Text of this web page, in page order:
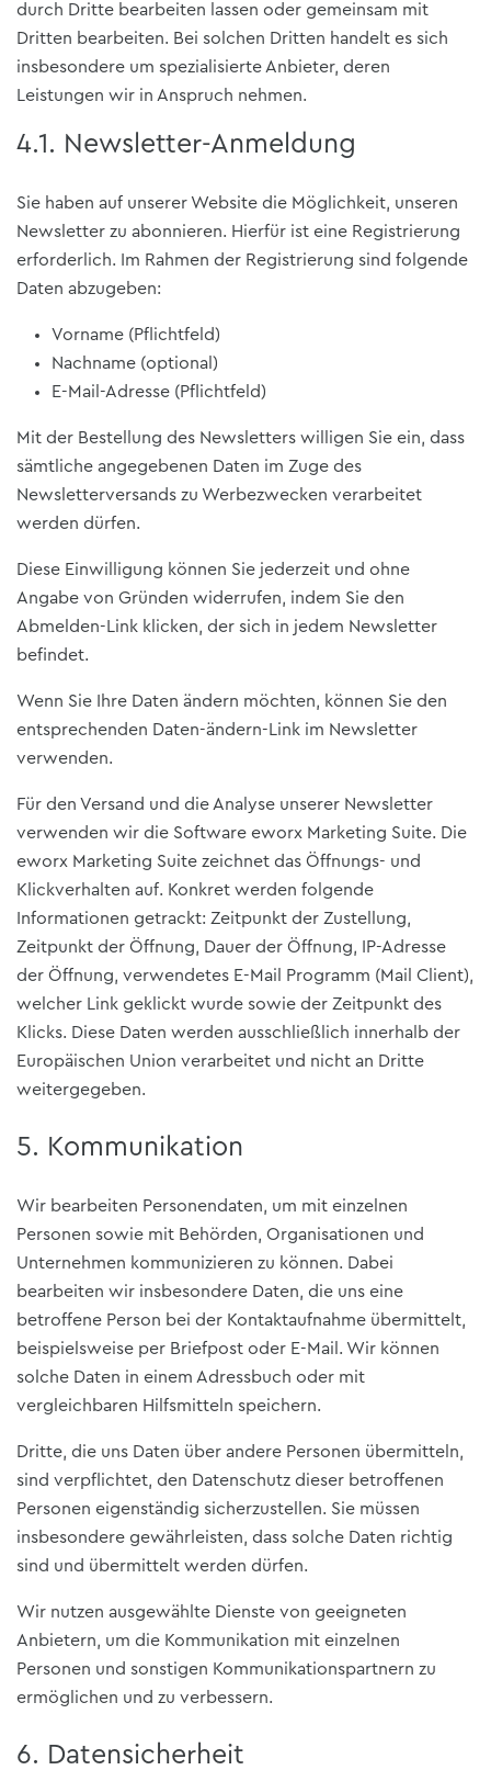
durch Dritte bearbeiten lassen oder gemeinsam mit
Dritten bearbeiten. Bei solchen Dritten handelt es sich
insbesondere um spezialisierte Anbieter, deren
Leistungen wir in Anspruch nehmen.
4.1. Newsletter-Anmeldung
Sie haben auf unserer Website die Möglichkeit, unseren
Newsletter zu abonnieren. Hierfür ist eine Registrierung
erforderlich. Im Rahmen der Registrierung sind folgende
Daten abzugeben:
Vorname (Pflichtfeld)
Nachname (optional)
E-Mail-Adresse (Pflichtfeld)
Mit der Bestellung des Newsletters willigen Sie ein, dass
sämtliche angegebenen Daten im Zuge des
Newsletterversands zu Werbezwecken verarbeitet
werden dürfen.
Diese Einwilligung können Sie jederzeit und ohne
Angabe von Gründen widerrufen, indem Sie den
Abmelden-Link klicken, der sich in jedem Newsletter
befindet.
Wenn Sie Ihre Daten ändern möchten, können Sie den
entsprechenden Daten-ändern-Link im Newsletter
verwenden.
Für den Versand und die Analyse unserer Newsletter
verwenden wir die Software eworx Marketing Suite. Die
eworx Marketing Suite zeichnet das Öffnungs- und
Klickverhalten auf. Konkret werden folgende
Informationen getrackt: Zeitpunkt der Zustellung,
Zeitpunkt der Öffnung, Dauer der Öffnung, IP-Adresse
der Öffnung, verwendetes E-Mail Programm (Mail Client),
welcher Link geklickt wurde sowie der Zeitpunkt des
Klicks. Diese Daten werden ausschließlich innerhalb der
Europäischen Union verarbeitet und nicht an Dritte
weitergegeben.
5. Kommunikation
Wir bearbeiten Personendaten, um mit einzelnen
Personen sowie mit Behörden, Organisationen und
Unternehmen kommunizieren zu können. Dabei
bearbeiten wir insbesondere Daten, die uns eine
betroffene Person bei der Kontaktaufnahme übermittelt,
beispielsweise per Briefpost oder E-Mail. Wir können
solche Daten in einem Adressbuch oder mit
vergleichbaren Hilfsmitteln speichern.
Dritte, die uns Daten über andere Personen übermitteln,
sind verpflichtet, den Datenschutz dieser betroffenen
Personen eigenständig sicherzustellen. Sie müssen
insbesondere gewährleisten, dass solche Daten richtig
sind und übermittelt werden dürfen.
Wir nutzen ausgewählte Dienste von geeigneten
Anbietern, um die Kommunikation mit einzelnen
Personen und sonstigen Kommunikationspartnern zu
ermöglichen und zu verbessern.
6. Datensicherheit